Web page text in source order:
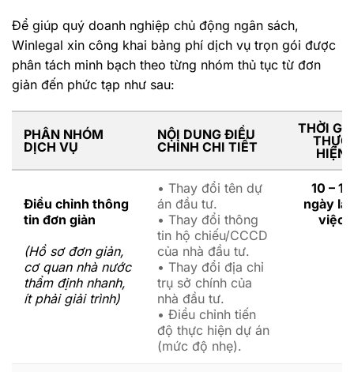
Để giúp quý doanh nghiệp chủ động ngân sách,
Winlegal xin công khai bảng phí dịch vụ trọn gói được
phân tách minh bạch theo từng nhóm thủ tục từ đơn
giản đến phức tạp như sau:
PHÂN NHÓM
DỊCH VỤ
NỘI DUNG ĐIỀU
CHỈNH CHI TIẾT
THỜI
THỰC
HIỆN
Điều chỉnh thông
tin đơn giản
(Hồ sơ đơn giản,
cơ quan nhà nước
thẩm định nhanh,
ít phải giải trình)
• Thay đổi tên dự
án đầu tư.
• Thay đổi thông
tin hộ chiếu/CCCD
của nhà đầu tư.
• Thay đổi địa chỉ
trụ sở chính của
nhà đầu tư.
• Điều chỉnh tiến
độ thực hiện dự án
(mức độ nhẹ).
10 – 15
ngày
việc